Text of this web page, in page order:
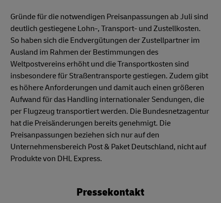
Gründe für die notwendigen Preisanpassungen ab Juli sind
deutlich gestiegene Lohn-, Transport- und Zustellkosten.
So haben sich die Endvergütungen der Zustellpartner im
Ausland im Rahmen der Bestimmungen des
Weltpostvereins erhöht und die Transportkosten sind
insbesondere für Straßentransporte gestiegen. Zudem gibt
es höhere Anforderungen und damit auch einen größeren
Aufwand für das Handling internationaler Sendungen, die
per Flugzeug transportiert werden. Die Bundesnetzagentur
hat die Preisänderungen bereits genehmigt. Die
Preisanpassungen beziehen sich nur auf den
Unternehmensbereich Post & Paket Deutschland, nicht auf
Produkte von DHL Express.
Pressekontakt